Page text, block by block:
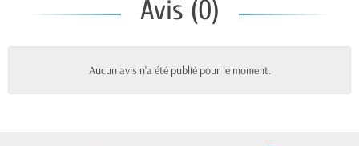
Avis (0)
Aucun avis n'a été publié pour le moment.